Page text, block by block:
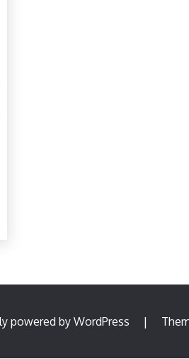
powered by WordPress |